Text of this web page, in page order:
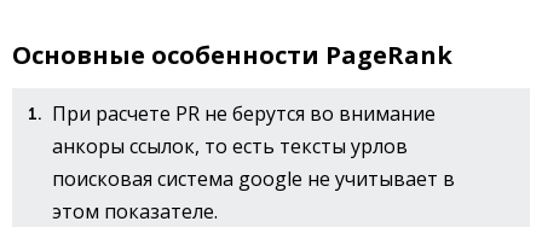
Основные особенности PageRank
При расчете PR не берутся во внимание
анкоры ссылок, то есть тексты урлов
поисковая система google не учитывает в
этом показателе.